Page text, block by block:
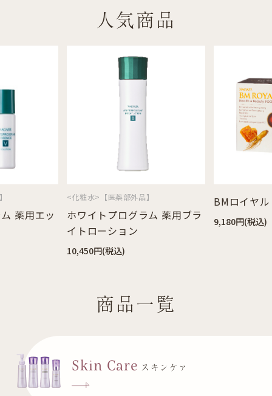
人気商品
薬用ブラ
BMロイヤル
9,180円(税込)
BMロイヤ
5,724円(税込)
商品一覧
Skin Care スキンケァ